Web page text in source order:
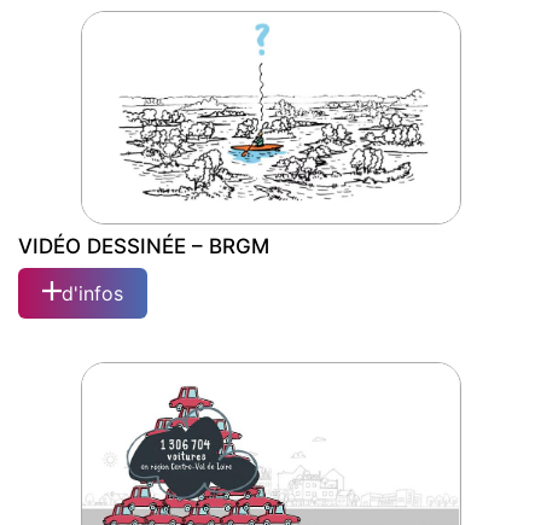
VIDÉO DESSINÉE – GROUPE
HOSPITALIER DIACONESSES CROIX
VIDÉO DESSINÉE – BRGM
d'infos